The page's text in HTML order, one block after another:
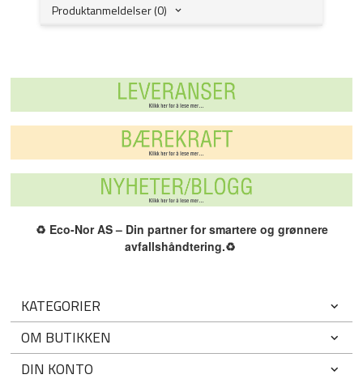
Produktanmeldelser (0)
♻️ Eco-Nor AS – Din partner for smartere og grønnere
avfallshåndtering.♻️
KATEGORIER
OM BUTIKKEN
DIN KONTO